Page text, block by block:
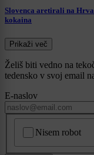
Slovenca aretirali na
kokaina
Prikaži več
Želiš biti vedno na
tedensko v svoj email
E-naslov
Nisem robot